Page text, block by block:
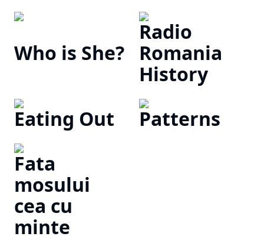
Who is She?
Radio
Romania
History
Eating Out
Patterns
Fata
mosului
cea cu
minte